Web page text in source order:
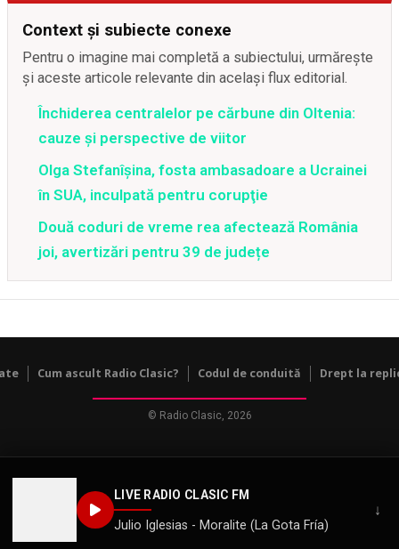
LIVE RADIO CLASIC FM
Julio Iglesias - Moralite (La Gota Fría)
↓
Context și subiecte conexe
Pentru o imagine mai completă a subiectului, urmărește
și aceste articole relevante din același flux editorial.
Închiderea centralelor pe cărbune din Oltenia:
cauze și perspective de viitor
Olga Stefanîşina, fosta ambasadoare a Ucrainei
în SUA, inculpată pentru corupţie
Două coduri de vreme rea afectează România
joi, avertizări pentru 39 de județe
Cum ascult Radio Clasic? Codul de conduită Drept la
© Radio Clasic, 2026